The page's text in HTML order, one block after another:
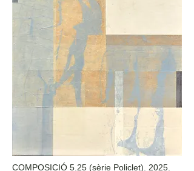
COMPOSICIÓ 5.25 (sèrie Policlet). 2025.